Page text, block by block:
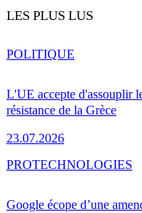
LES PLUS LUS
L'UE accepte d'assouplir
résistance de la Grèce
23.07.2026
POLITIQUE
Google écope d’une
PROTECHNOLOGIES